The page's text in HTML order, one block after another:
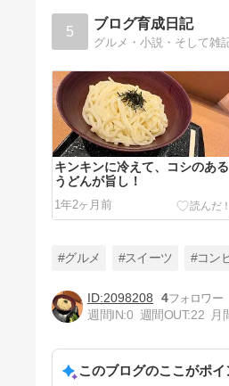
5 ブログ育成日記
グルメ・小説・そして雑
キンキンに冷えて、コシのある
うどんが旨し！
1年2ヶ月前
よい軒の定番定食。
1年2ヶ月前
#グルメ #スイーツ #コン
2098208
4
週間IN:0 週間OUT:22 月
このブログのここがポイ